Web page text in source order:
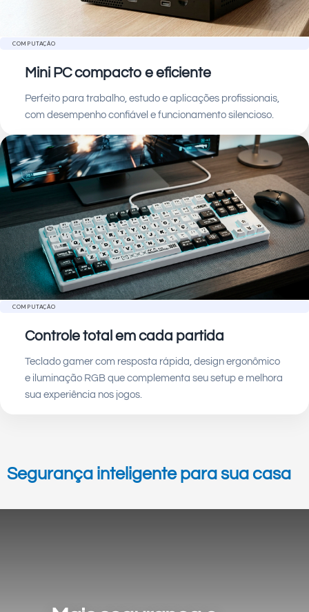
COMPUTAÇÃO
Mini PC compacto e eficiente
Perfeito para trabalho, estudo e aplicações profissionais,
com desempenho confiável e funcionamento silencioso.
COMPUTAÇÃO
Controle total em cada partida
Teclado gamer com resposta rápida, design ergonômico
e iluminação RGB que complementa seu setup e melhora
sua experiência nos jogos.
Segurança inteligente para sua casa